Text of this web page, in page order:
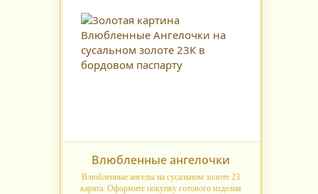
Влюбленные ангелочки
Влюбленные ангелы на сусальном золоте 23
карата. Оформите покупку готового изделия